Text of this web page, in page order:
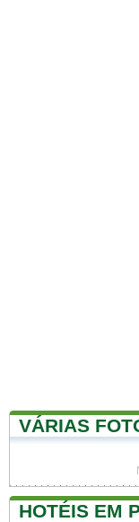
VÁRIAS
HOTÉIS EM